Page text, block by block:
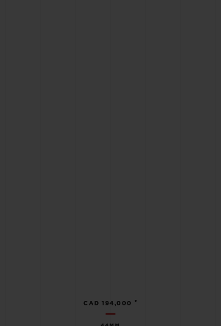
CAD 194,000 •